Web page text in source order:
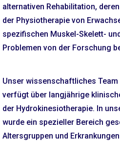
alternativen Rehabilitation,
der Physiotherapie von
spezifischen Muskel-Skelett-
Problemen von der Forschung
Unser wissenschaftliches
verfügt über langjährige
der Hydrokinesiotherapie. In
wurde ein spezieller Bereich
Altersgruppen und